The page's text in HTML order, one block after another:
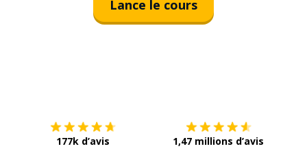
Lance le cours
177k d’avis 1,47 millions d’avis